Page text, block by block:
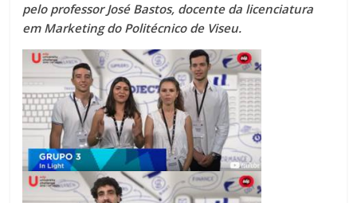
pelo professor José Bastos, docente da licenciatura
em Marketing do Politécnico de Viseu.